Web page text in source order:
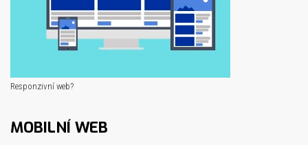
Responzivní web?
MOBILNÍ WEB